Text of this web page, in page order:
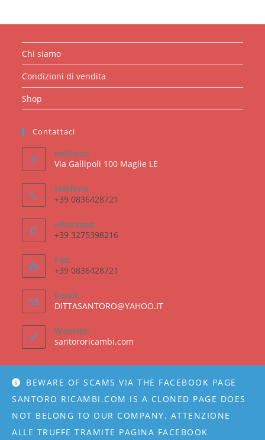
BEWARE OF SCAMS VIA THE FACEBOOK PAGE
SANTORO RICAMBI.COM IS A CLONED PAGE DOES
NOT BELONG TO OUR COMPANY. ATTENZIONE
ALLE TRUFFE TRAMITE PAGINA FACEBOOK
Chi siamo
Condizioni di vendita
Shop
Contattaci
indirizzo
Via Gallipoli 100 Maglie LE
telefono
+39 0836428721
whatsapp
+39 3275398216
Fax:
+39 0836428721
Email:
DITTASANTORO@YAHOO.ITOpens
Website:
santororicambi.com
Chi siamo Condizioni di vendita Shop